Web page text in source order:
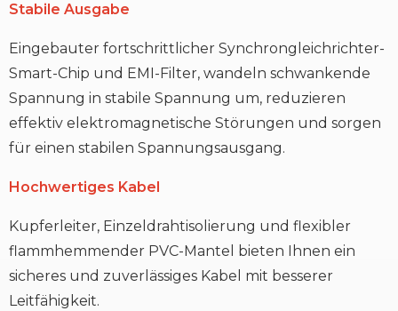
Stabile Ausgabe
Eingebauter fortschrittlicher Synchrongleichrichter-
Smart-Chip und EMI-Filter, wandeln schwankende
Spannung in stabile Spannung um, reduzieren
effektiv elektromagnetische Störungen und sorgen
für einen stabilen Spannungsausgang.
Hochwertiges Kabel
Kupferleiter, Einzeldrahtisolierung und flexibler
flammhemmender PVC-Mantel bieten Ihnen ein
sicheres und zuverlässiges Kabel mit besserer
Leitfähigkeit.